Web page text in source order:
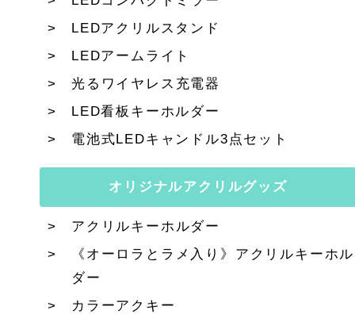
LEDアクリルスタンド
LEDアームライト
光るワイヤレス充電器
LED看板キーホルダー
電池式LEDキャンドル3点セット
オリジナルアクリルグッズ
アクリルキーホルダー
《オーロラとラメ入り》アクリルキーホル
ダー
カラーアクキー